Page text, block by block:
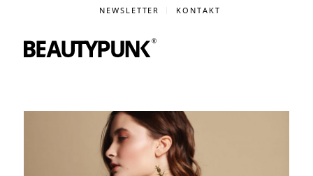
NEWSLETTER KONTAKT